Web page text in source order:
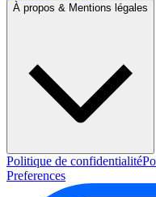
À propos & Mentions légales
Politique de confidentialité
Preferences